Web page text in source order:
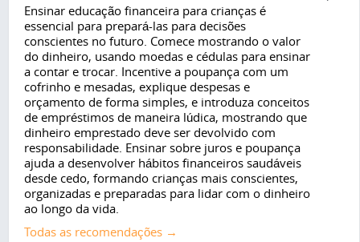
Ensinar educação financeira para crianças é
essencial para prepará-las para decisões
conscientes no futuro. Comece mostrando o valor
do dinheiro, usando moedas e cédulas para ensinar
a contar e trocar. Incentive a poupança com um
cofrinho e mesadas, explique despesas e
orçamento de forma simples, e introduza conceitos
de empréstimos de maneira lúdica, mostrando que
dinheiro emprestado deve ser devolvido com
responsabilidade. Ensinar sobre juros e poupança
ajuda a desenvolver hábitos financeiros saudáveis
desde cedo, formando crianças mais conscientes,
organizadas e preparadas para lidar com o dinheiro
ao longo da vida.
Todas as recomendações →